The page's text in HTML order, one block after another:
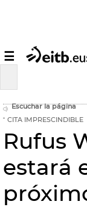
☰
Escuchar la página
CITA IMPRESCINDIBLE
Rufus
estará